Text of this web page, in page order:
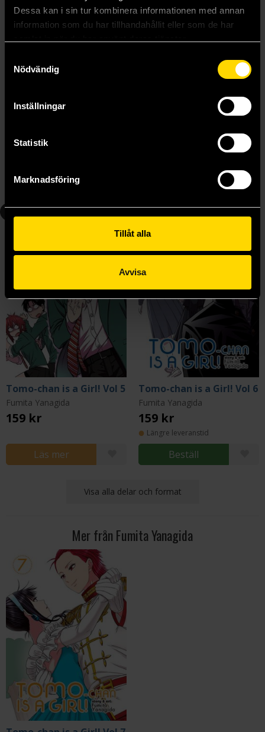
Dessa kan i sin tur kombinera informationen med annan
information som du har tillhandahållit eller som de har
Nödvändig
Inställningar
Statistik
Marknadsföring
Tillåt alla
Avvisa
Fumita Yanagida
5
Tomo-chan is a Girl! Vol 5
Fumita Yanagida
159 kr
Läs mer
6
Tomo-chan is a Girl! Vol 6
Fumita Yanagida
159 kr
Längre leveranstid
Beställ
Visa alla delar och format
Mer från Fumita Yanagida